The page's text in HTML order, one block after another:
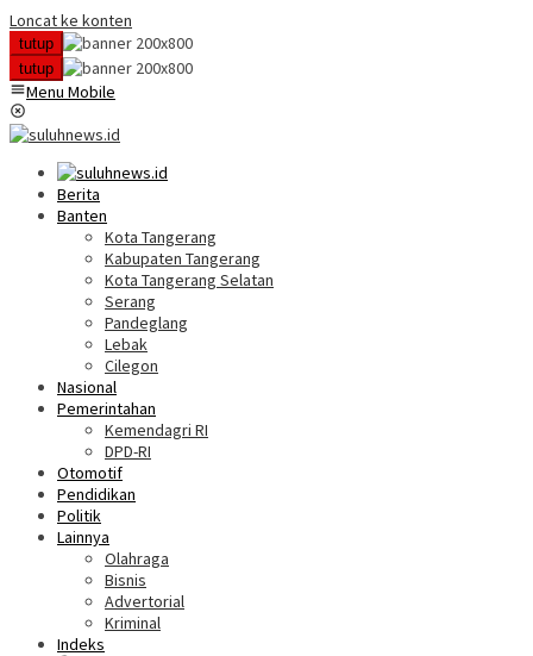
Loncat ke konten
tutup
tutup
Menu Mobile
Berita
Banten
Kota Tangerang
Kabupaten Tangerang
Kota Tangerang Selatan
Serang
Pandeglang
Lebak
Cilegon
Nasional
Pemerintahan
Kemendagri RI
DPD-RI
Otomotif
Pendidikan
Politik
Lainnya
Olahraga
Bisnis
Advertorial
Kriminal
Indeks